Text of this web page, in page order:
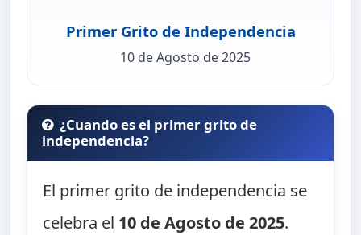
Primer Grito de Independencia
10 de Agosto de 2025
¿Cuando es el primer grito de
independencia?
El primer grito de independencia se
celebra el 10 de Agosto de 2025.